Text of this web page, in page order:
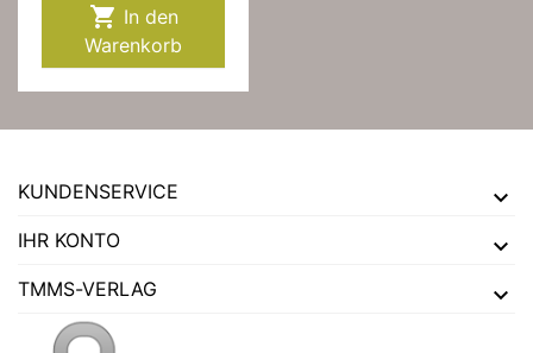

Warenkorb
KUNDENSERVICE
IHR KONTO
TMMS-VERLAG